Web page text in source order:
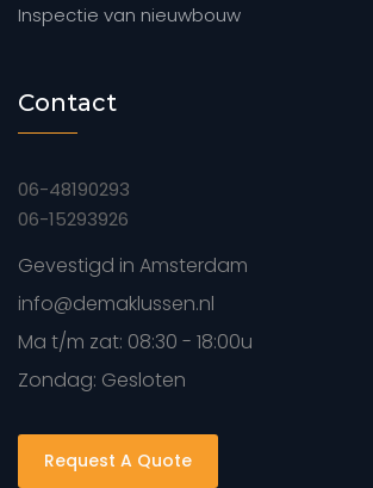
Inspectie van nieuwbouw
Contact
06-48190293
06-15293926
Gevestigd in Amsterdam
info@demaklussen.nl
Ma t/m zat: 08:30 - 18:00u
Zondag: Gesloten
Request A Quote